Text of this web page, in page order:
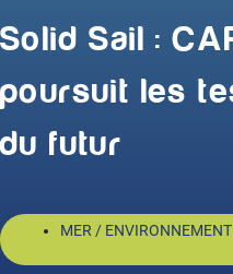
Solid Sail :
poursuit les
du futur
MER / ENVIRONNEMENT